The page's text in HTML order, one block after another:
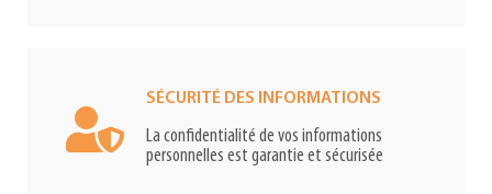
SÉCURITÉ DES INFORMATIONS
La confidentialité de vos informations
personnelles est garantie et sécurisée